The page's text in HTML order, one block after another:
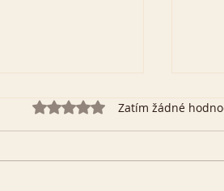
Hodnoceno 0 z 5 hvězdiček.
Zatím žádné